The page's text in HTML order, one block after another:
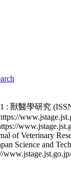
: 獸醫學研究
of Veterinary
Science and